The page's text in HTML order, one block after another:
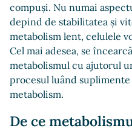
compuși. Nu numai
depind de stabilitatea și
metabolism lent, celulele
Cel mai adesea, se
metabolismul cu ajutorul
procesul luând
metabolism.
De ce